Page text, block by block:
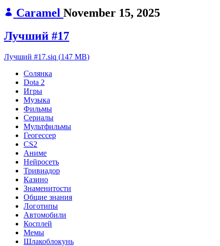
CaramelNovember 15, 2025
Лучший #17
Лучший #17.siq (147 MB)
Солянка
Dota 2
Игры
Музыка
Фильмы
Сериалы
Мультфильмы
Геогессер
CS2
Аниме
Нейросеть
Тривиадор
Казино
Знаменитости
Общие знания
Логотипы
Автомобили
Косплей
Мемы
Шлакоблокунь